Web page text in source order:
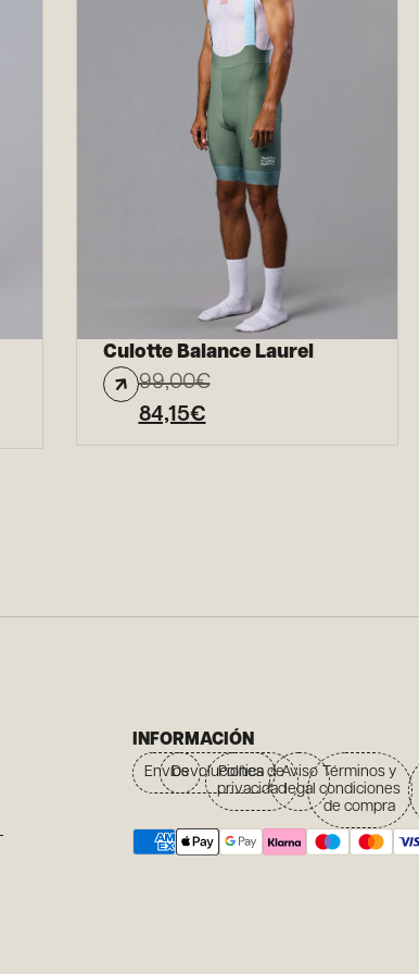
Culotte Balance Laurel
99,00€
84,15€
INFORMACIÓN
EnvíosDevoluciones
Política de
privacidad
Aviso
legal
Términos y
condiciones
de compra